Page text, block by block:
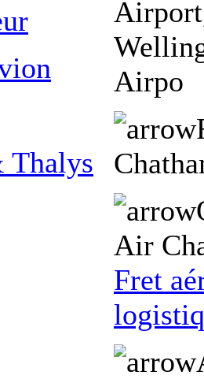
Airpo
Air
Fret